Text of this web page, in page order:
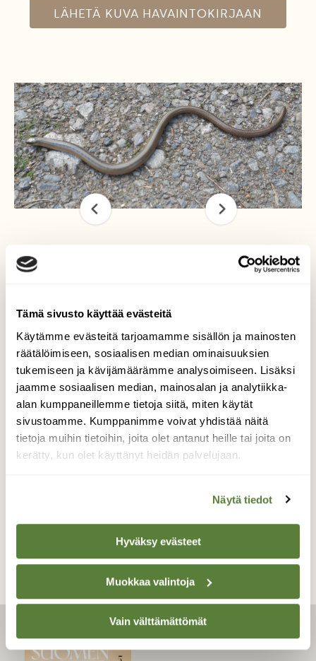
Tämä sivusto käyttää evästeitä
Käytämme evästeitä tarjoamamme sisällön ja mainosten
räätälöimiseen, sosiaalisen median ominaisuuksien
tukemiseen ja kävijämäärämme analysoimiseen. Lisäksi
jaamme sosiaalisen median, mainosalan ja analytiikka-
alan kumppaneillemme tietoja siitä, miten käytät
sivustoamme. Kumppanimme voivat yhdistää näitä
tietoja muihin tietoihin, joita olet antanut heille tai joita on
kerätty, kun olet käyttänyt heidän palvelujaan.
Näytä tiedot
Hyväksy evästeet
Muokkaa valintoja
Vain välttämättömät
LÄHETÄ KUVA HAVAINTOKIRJAAN
Ihmettelin että onpa valtava kastemato
keskellä pihaa! Sitä tarkastelin vähän
paremmin ja huomasin sen olevan vaskitsa,
joita en ole ennen tässä pihassa nähnyt! Tuli
kiire hakea puhelin sisältä! Yllätyin iloisesti ja
ohjattiin sen suojaan sivummalle. Taisi olla
koiraspuolinen, kun oli sinistä selässä.
Valokuvaaja: Raija Rautiainen, Akaa, Savikoski
25.5.25 päivällä
LEHTI